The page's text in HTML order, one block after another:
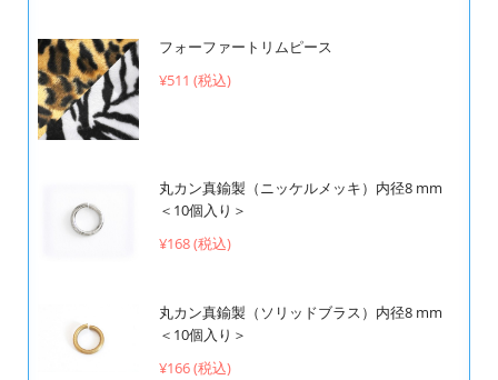
フォーファートリムピース
¥511 (税込)
丸カン真鍮製（ニッケルメッキ）内径8 mm
＜10個入り＞
¥168 (税込)
丸カン真鍮製（ソリッドブラス）内径8 mm
＜10個入り＞
¥166 (税込)